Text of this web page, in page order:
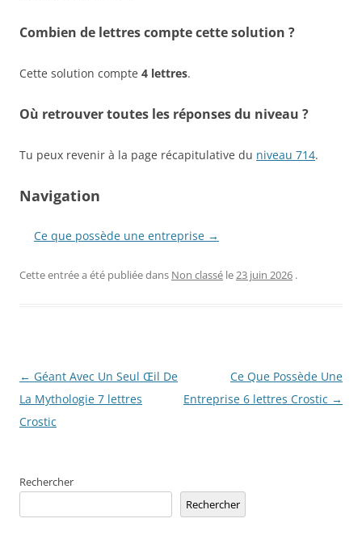
Combien de lettres compte cette solution ?
Cette solution compte 4 lettres.
Où retrouver toutes les réponses du niveau ?
Tu peux revenir à la page récapitulative du niveau 714.
Navigation
Ce que possède une entreprise →
Cette entrée a été publiée dans Non classé le23 juin 2026 .
Navigation
des
articles
← Géant Avec Un Seul Œil De
La Mythologie 7 lettres
Crostic
Ce Que Possède Une
Entreprise 6 lettres Crostic →
Rechercher
Rechercher